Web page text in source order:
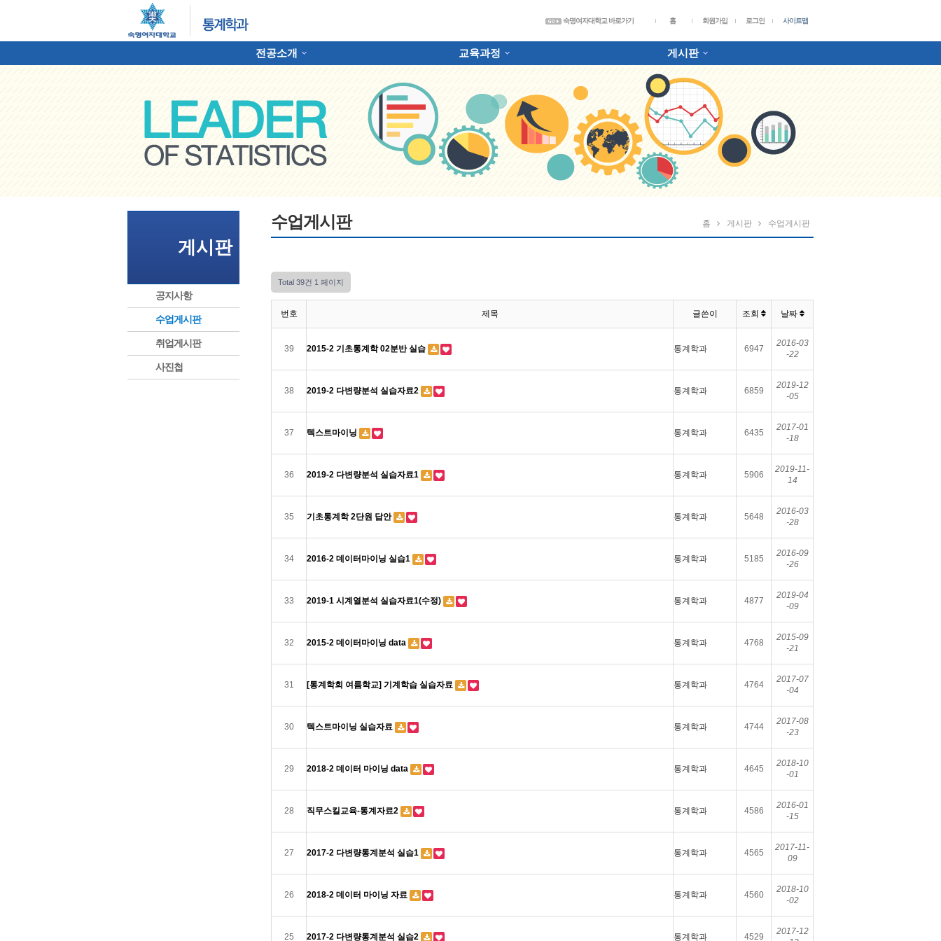
숙명여자대학교 바로가기 홈 회원가입 로그인 사이트맵
전공소개 교육과정 게시판
게시판
공지사항
수업게시판
취업게시판
사진첩
수업게시판 홈 게시판 수업게시판
Total 39건 1 페이지
번호 제목 글쓴이 조회 날짜
39 2015-2 기초통계학 02분반 실습 통계학과 6947
2016-03
-22
38 2019-2 다변량분석 실습자료2 통계학과 6859
2019-12
-05
37 텍스트마이닝 통계학과 6435
2017-01
-18
36 2019-2 다변량분석 실습자료1 통계학과 5906
2019-11-
14
35 기초통계학 2단원 답안 통계학과 5648
2016-03
-28
34 2016-2 데이터마이닝 실습1 통계학과 5185
2016-09
-26
33 2019-1 시계열분석 실습자료1(수정) 통계학과 4877
2019-04
-09
32 2015-2 데이터마이닝 data 통계학과 4768
2015-09
-21
31 [통계학회 여름학교] 기계학습 실습자료 통계학과 4764
2017-07
-04
30 텍스트마이닝 실습자료 통계학과 4744
2017-08
-23
29 2018-2 데이터 마이닝 data 통계학과 4645
2018-10
-01
28 직무스킬교육-통계자료2 통계학과 4586
2016-01
-15
27 2017-2 다변량통계분석 실습1 통계학과 4565
2017-11-
09
26 2018-2 데이터 마이닝 자료 통계학과 4560
2018-10
-02
25 2017-2 다변량통계분석 실습2 통계학과 4529
2017-12